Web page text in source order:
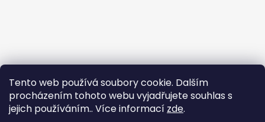
Tento web používá soubory cookie. Dalším
procházením tohoto webu vyjadřujete souhlas s
jejich používáním.. Více informací zde.